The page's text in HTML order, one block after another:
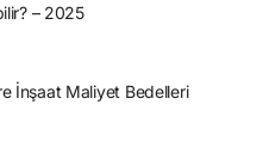
– 2025
İnşaat Maliyet Bedelleri